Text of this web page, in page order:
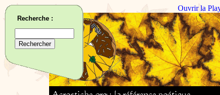
Ouvrir la
Recherche :